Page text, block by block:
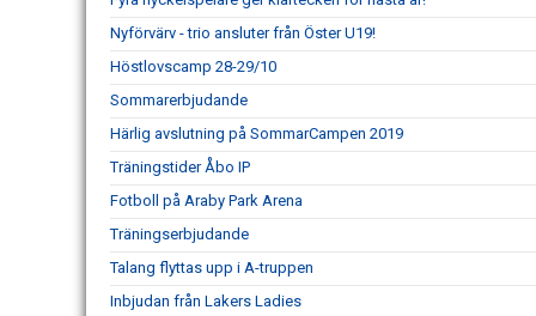
Nyförvärv - trio ansluter från Öster U19!
Höstlovscamp 28-29/10
Sommarerbjudande
Härlig avslutning på SommarCampen 2019
Träningstider Åbo IP
Fotboll på Araby Park Arena
Träningserbjudande
Talang flyttas upp i A-truppen
Inbjudan från Lakers Ladies